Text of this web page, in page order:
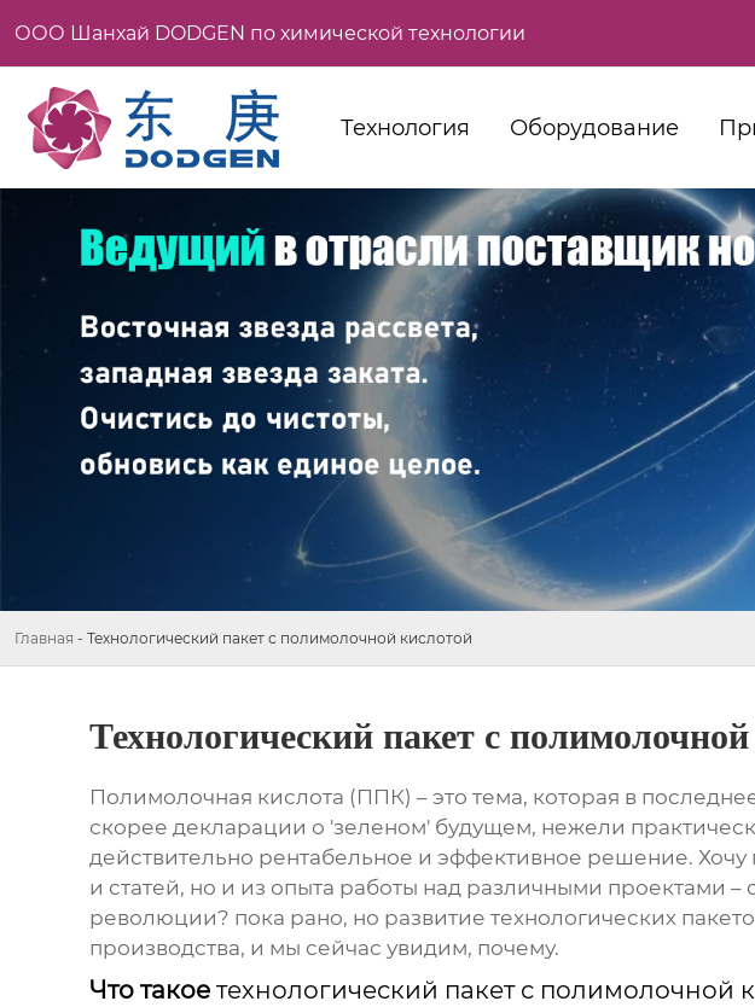
ООО Шанхай DODGEN по химической технологии
Технология Оборудование
Главная - Технологический пакет с полимолочной кислотой
Технологический пакет с
Полимолочная кислота (ППК) – это тема, которая в
скорее декларации о 'зеленом' будущем, нежели
действительно рентабельное и эффективное решение.
и статей, но и из опыта работы над различными проектами –
революции? пока рано, но развитие технологических
производства, и мы сейчас увидим, почему.
Что такое технологический пакет с полимолочной